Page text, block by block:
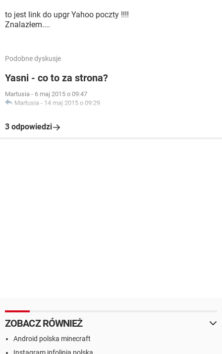
to jest link do upgr Yahoo poczty !!!!
Znalazłem....
Podobne dyskusje
Yasni - co to za strona?
Martusia - 6 maj 2015 o 09:47
Martusia - 14 maj 2015 o 09:29
3 odpowiedzi
ZOBACZ RÓWNIEŻ
Android polska minecraft